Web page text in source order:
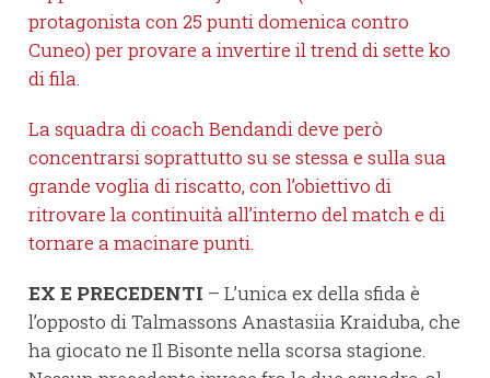
protagonista con 25 punti domenica contro
Cuneo) per provare a invertire il trend di sette ko
di fila.
La squadra di coach Bendandi deve però
concentrarsi soprattutto su se stessa e sulla sua
grande voglia di riscatto, con l’obiettivo di
ritrovare la continuità all’interno del match e di
tornare a macinare punti.
EX E PRECEDENTI – L’unica ex della sfida è
l’opposto di Talmassons Anastasiia Kraiduba, che
ha giocato ne Il Bisonte nella scorsa stagione.